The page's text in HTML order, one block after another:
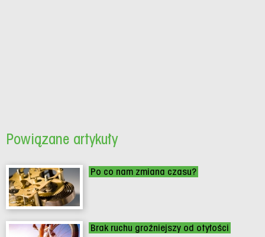
Powiązane artykuły
Po co nam zmiana czasu?
Brak ruchu groźniejszy od otyłości